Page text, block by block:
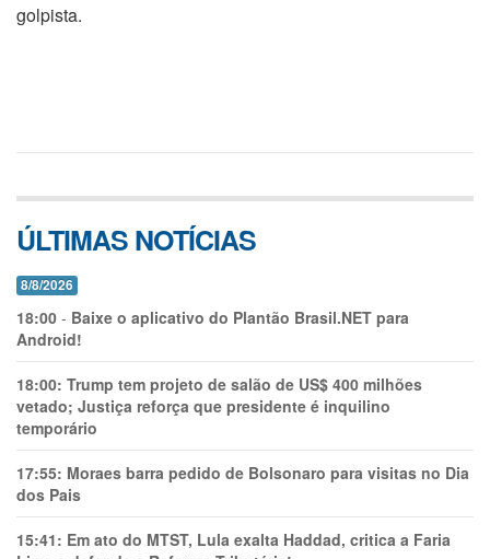
golpista.
ÚLTIMAS NOTÍCIAS
8/8/2026
18:00 - Baixe o aplicativo do Plantão Brasil.NET para
Android!
18:00: Trump tem projeto de salão de US$ 400 milhões
vetado; Justiça reforça que presidente é inquilino
temporário
17:55: Moraes barra pedido de Bolsonaro para visitas no Dia
dos Pais
15:41: Em ato do MTST, Lula exalta Haddad, critica a Faria